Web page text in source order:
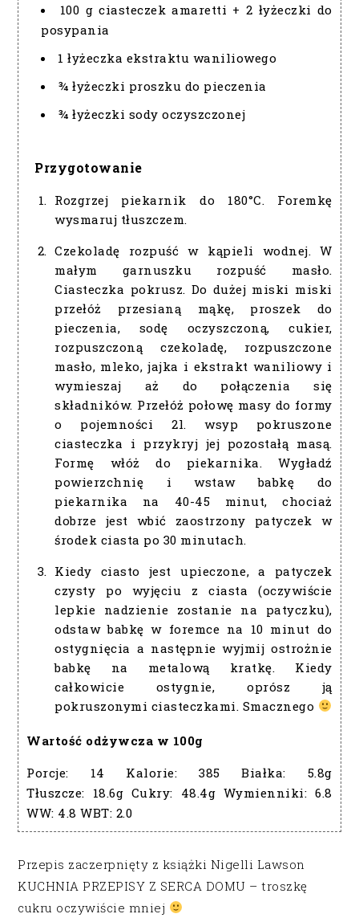
100 g ciasteczek amaretti + 2 łyżeczki do
posypania
1 łyżeczka ekstraktu waniliowego
¾ łyżeczki proszku do pieczenia
¾ łyżeczki sody oczyszczonej
Przygotowanie
Rozgrzej piekarnik do 180°C. Foremkę
wysmaruj tłuszczem.
Czekoladę rozpuść w kąpieli wodnej. W
małym garnuszku rozpuść masło.
Ciasteczka pokrusz. Do dużej miski miski
przełóż przesianą mąkę, proszek do
pieczenia, sodę oczyszczoną, cukier,
rozpuszczoną czekoladę, rozpuszczone
masło, mleko, jajka i ekstrakt waniliowy i
wymieszaj aż do połączenia się
składników. Przełóż połowę masy do formy
o pojemności 2l. wsyp pokruszone
ciasteczka i przykryj jej pozostałą masą.
Formę włóż do piekarnika. Wygładź
powierzchnię i wstaw babkę do
piekarnika na 40-45 minut, chociaż
dobrze jest wbić zaostrzony patyczek w
środek ciasta po 30 minutach.
Kiedy ciasto jest upieczone, a patyczek
czysty po wyjęciu z ciasta (oczywiście
lepkie nadzienie zostanie na patyczku),
odstaw babkę w foremce na 10 minut do
ostygnięcia a następnie wyjmij ostrożnie
babkę na metalową kratkę. Kiedy
całkowicie ostygnie, oprósz ją
pokruszonymi ciasteczkami. Smacznego
Wartość odżywcza w 100g
Porcje: 14 Kalorie:385 Białka: 5.8g
Tłuszcze: 18.6g Cukry: 48.4g Wymienniki:6.8
WW: 4.8 WBT: 2.0
Przepis zaczerpnięty z książki Nigelli Lawson
KUCHNIA PRZEPISY Z SERCA DOMU – troszkę
cukru oczywiście mniej